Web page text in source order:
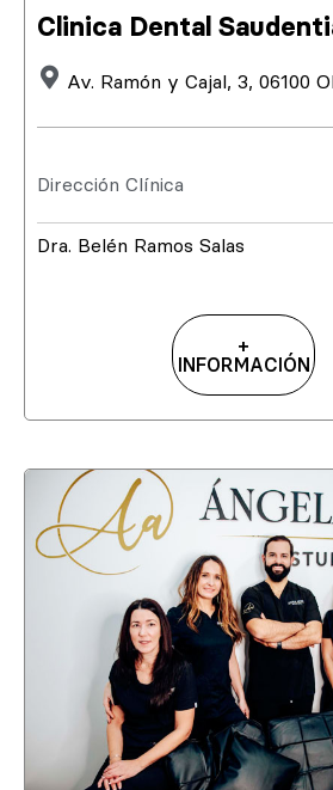
Clinica Dental
Av. Ramón y Cajal, 3, 06100
Dirección Clínica
Dra. Belén Ramos Salas
+
INFORMACIÓN